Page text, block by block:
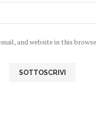
and website in this